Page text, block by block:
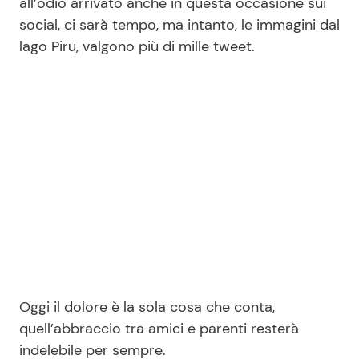
social, ci sarà tempo, ma intanto, le immagini dal
lago Piru, valgono più di mille tweet.
Oggi il dolore è la sola cosa che conta,
quell’abbraccio tra amici e parenti resterà
indelebile per sempre.